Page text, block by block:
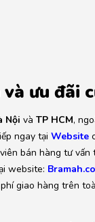
ưu đãi
Nội và TP HCM,
ngay tại Website
bán hàng tư
website:
giao hàng trên